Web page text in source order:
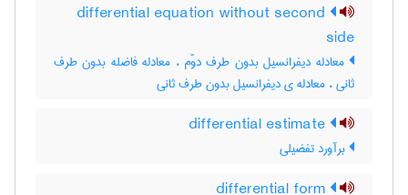
differential equation without second
side
معادله دیفرانسیل بدون طرف دوّم ، معادله فاضله بدون طرف
ثانی ، معادله ی دیفرانسیل بدون طرف ثانی
برآورد تفضیلی